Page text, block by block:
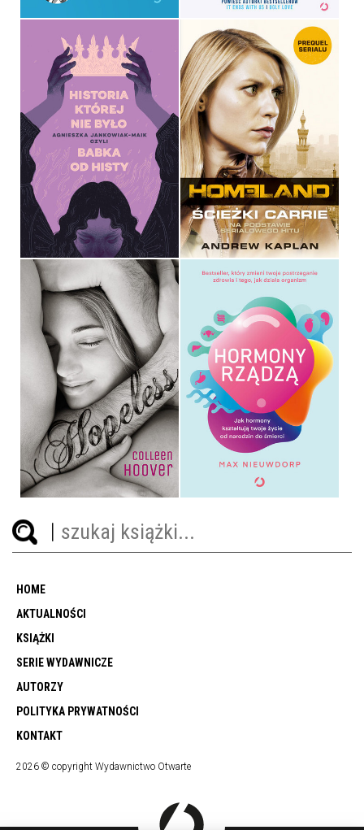
HISTORIA, KTÓREJ NIE
BYŁO
AGNIESZKA JANKOWIAK-
MAIK
OPRAWA MIĘKKA
49,99 ZŁ
HOMELAND
ANDREW KAPLAN
OPRAWA MIĘKKA
34,90 ZŁ
HOPELESS
COLLEEN HOOVER
OPRAWA MIĘKKA
34,90 ZŁ
HORMONY RZĄDZĄ
MAX NIEUWDORP
OPRAWA MIĘKKA
49,99 ZŁ
HOME
AKTUALNOŚCI
KSIĄŻKI
SERIE WYDAWNICZE
AUTORZY
POLITYKA PRYWATNOŚCI
KONTAKT
2026 © copyright Wydawnictwo Otwarte